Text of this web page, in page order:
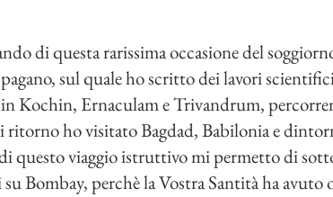
di questa rarissima occasione del
sul quale ho scritto dei lavori
Kochin, Ernaculam e Trivandrum,
ritorno ho visitato Bagdad, Babilonia e
questo viaggio istruttivo mi permetto di
Bombay, perchè la Vostra Santità ha